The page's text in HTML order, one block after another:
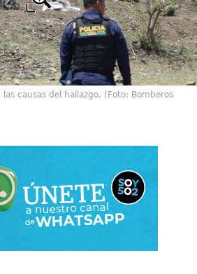
causas del hallazgo. (Foto: Bomberos